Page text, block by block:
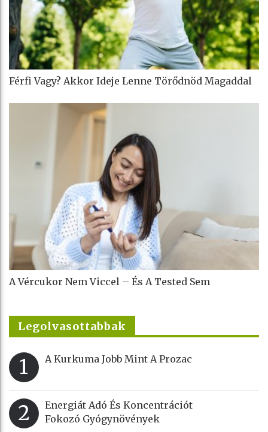
Férfi Vagy? Akkor Ideje Lenne Törődnöd Magaddal
A Vércukor Nem Viccel – És A Tested Sem
Legolvasottabbak
1 A Kurkuma Jobb Mint A Prozac
2
Energiát Adó És Koncentrációt
Fokozó Gyógynövények